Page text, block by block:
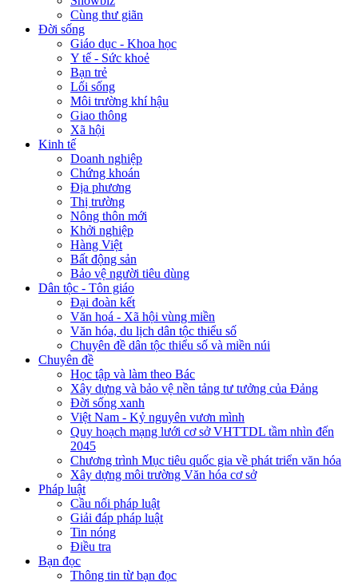
Cùng thư giãn
Đời sống
Giáo dục - Khoa học
Y tế - Sức khoẻ
Bạn trẻ
Lối sống
Môi trường khí hậu
Giao thông
Xã hội
Kinh tế
Doanh nghiệp
Chứng khoán
Địa phương
Thị trường
Nông thôn mới
Khởi nghiệp
Hàng Việt
Bất động sản
Bảo vệ người tiêu dùng
Dân tộc - Tôn giáo
Đại đoàn kết
Văn hoá - Xã hội vùng miền
Văn hóa, du lịch dân tộc thiểu số
Chuyên đề dân tộc thiểu số và miền núi
Chuyên đề
Học tập và làm theo Bác
Xây dựng và bảo vệ nền tảng tư tưởng của Đảng
Đời sống xanh
Việt Nam - Kỷ nguyên vươn mình
Quy hoạch mạng lưới cơ sở VHTTDL tầm nhìn đến
2045
Chương trình Mục tiêu quốc gia về phát triển văn hóa
Xây dựng môi trường Văn hóa cơ sở
Pháp luật
Cầu nối pháp luật
Giải đáp pháp luật
Tin nóng
Điều tra
Bạn đọc
Thông tin từ bạn đọc